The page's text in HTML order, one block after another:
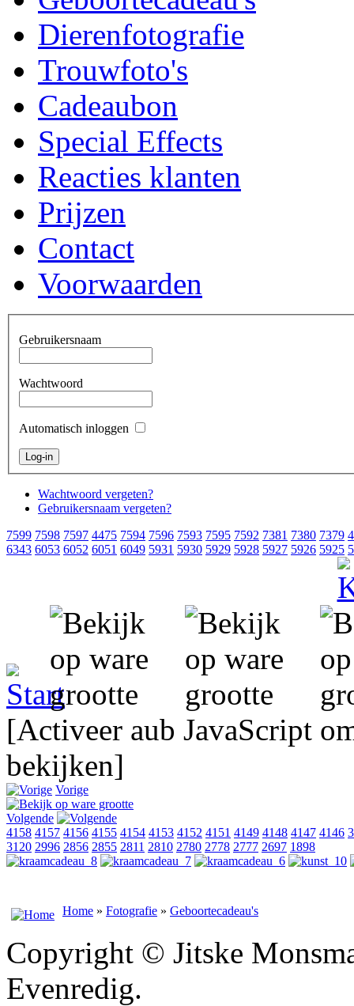
Dierenfotografie
Trouwfoto's
Cadeaubon
Special Effects
Reacties klanten
Prijzen
Contact
Voorwaarden
Gebruikersnaam
Wachtwoord
Automatisch inloggen
Wachtwoord vergeten?
Gebruikersnaam vergeten?
7599 7598 7597 4475 7594 7596 7593 7595 7592 7381 7380 7379
6343 6053 6052 6051 6049 5931 5930 5929 5928 5927 5926 5925
[Activeer aub JavaScript
bekijken]
Vorige
Volgende
4158 4157 4156 4155 4154 4153 4152 4151 4149 4148 4147 4146
3120 2996 2856 2855 2811 2810 2780 2778 2777 2697 1898
Home » Fotografie » Geboortecadeau's
Copyright © Jitske
Evenredig.